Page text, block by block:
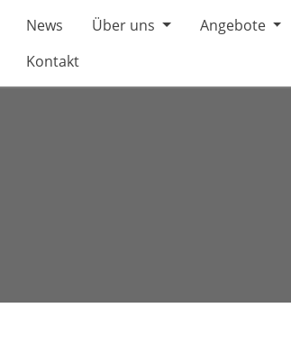
News Über uns Angebote
Kontakt